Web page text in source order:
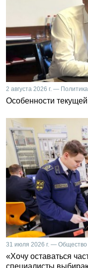
2 августа 2026 г. — Политика
Особенности
31 июля 2026 г. — Общество
«Хочу оставаться
специалисты